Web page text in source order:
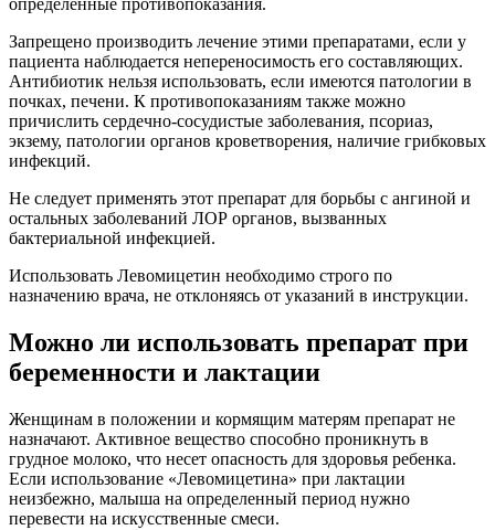
Запрещено производить лечение этими препаратами, если у
пациента наблюдается непереносимость его составляющих.
Антибиотик нельзя использовать, если имеются патологии в
почках, печени. К противопоказаниям также можно
причислить сердечно-сосудистые заболевания, псориаз,
экзему, патологии органов кроветворения, наличие грибковых
инфекций.
Не следует применять этот препарат для борьбы с ангиной и
остальных заболеваний ЛОР органов, вызванных
бактериальной инфекцией.
Использовать Левомицетин необходимо строго по
назначению врача, не отклоняясь от указаний в инструкции.
Можно ли использовать препарат при
беременности и лактации
Женщинам в положении и кормящим матерям препарат не
назначают. Активное вещество способно проникнуть в
грудное молоко, что несет опасность для здоровья ребенка.
Если использование «Левомицетина» при лактации
неизбежно, малыша на определенный период нужно
перевести на искусственные смеси.